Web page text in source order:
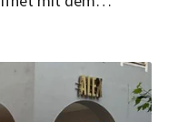
Gastkoch-